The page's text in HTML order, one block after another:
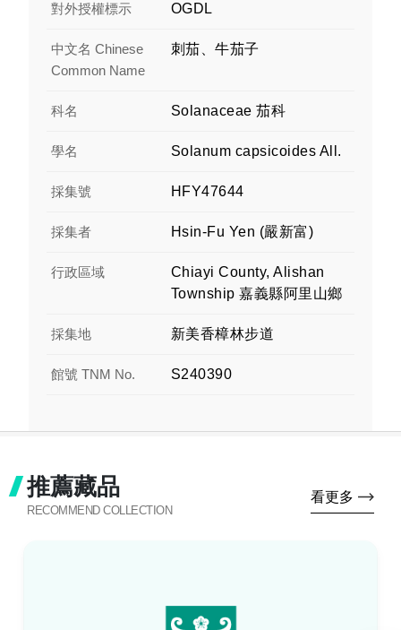
對外授權標示 OGDL
中文名 Chinese
Common Name
刺茄、牛茄子
科名 Solanaceae 茄科
學名 Solanum capsicoides All.
採集號 HFY47644
採集者 Hsin-Fu Yen (嚴新富)
行政區域
Chiayi County, Alishan
Township 嘉義縣阿里山鄉
採集地 新美香樟林步道
館號 TNM No. S240390
推薦藏品
RECOMMEND COLLECTION
看更多